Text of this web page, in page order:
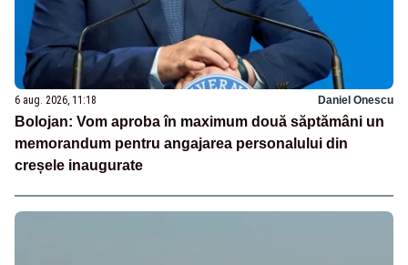
6 aug. 2026, 11:18 Daniel Onescu
Bolojan: Vom aproba în maximum două săptămâni un
memorandum pentru angajarea personalului din
creșele inaugurate